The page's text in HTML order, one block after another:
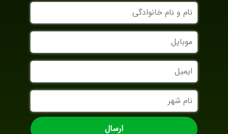
نام
و
نام
خانوادگی
موبایل
ایمیل
نام
شهر